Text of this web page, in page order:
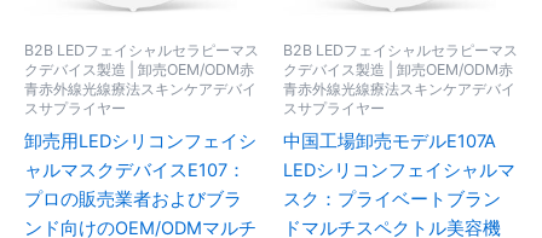
B2B LEDフェイシャルセラピーマス
クデバイス製造 | 卸売OEM/ODM赤
青赤外線光線療法スキンケアデバイ
スサプライヤー
卸売用LEDシリコンフェイシ
ャルマスクデバイスE107：
プロの販売業者およびブラ
ンド向けのOEM/ODMマルチ
B2B LEDフェイシャルセラピーマス
クデバイス製造 | 卸売OEM/ODM赤
青赤外線光線療法スキンケアデバイ
スサプライヤー
中国工場卸売モデルE107A
LEDシリコンフェイシャルマ
スク：プライベートブラン
ドマルチスペクトル美容機